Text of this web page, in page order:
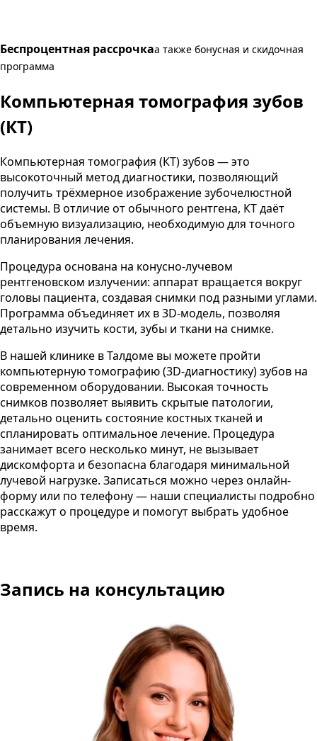
Беспроцентная рассрочкаа также бонусная и скидочная
программа
Компьютерная томография зубов
(КТ)
Компьютерная томография (КТ) зубов — это
высокоточный метод диагностики, позволяющий
получить трёхмерное изображение зубочелюстной
системы. В отличие от обычного рентгена, КТ даёт
объемную визуализацию, необходимую для точного
планирования лечения.
Процедура основана на конусно-лучевом
рентгеновском излучении: аппарат вращается вокруг
головы пациента, создавая снимки под разными углами.
Программа объединяет их в 3D-модель, позволяя
детально изучить кости, зубы и ткани на снимке.
В нашей клинике в Талдоме вы можете пройти
компьютерную томографию (3D-диагностику) зубов на
современном оборудовании. Высокая точность
снимков позволяет выявить скрытые патологии,
детально оценить состояние костных тканей и
спланировать оптимальное лечение. Процедура
занимает всего несколько минут, не вызывает
дискомфорта и безопасна благодаря минимальной
лучевой нагрузке. Записаться можно через онлайн-
форму или по телефону — наши специалисты подробно
расскажут о процедуре и помогут выбрать удобное
время.
Запись на консультацию